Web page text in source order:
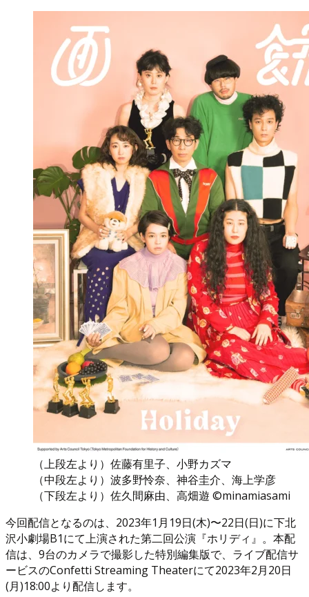
（上段左より）佐藤有里子、小野カズマ
（中段左より）波多野怜奈、神谷圭介、海上学彦
（下段左より）佐久間麻由、高畑遊 ©minamiasami
今回配信となるのは、2023年1月19日(木)〜22日(日)に下北
沢小劇場B1にて上演された第二回公演『ホリディ』。本配
信は、9台のカメラで撮影した特別編集版で、ライブ配信サ
ービスのConfetti Streaming Theaterにて2023年2月20日
(月)18:00より配信します。